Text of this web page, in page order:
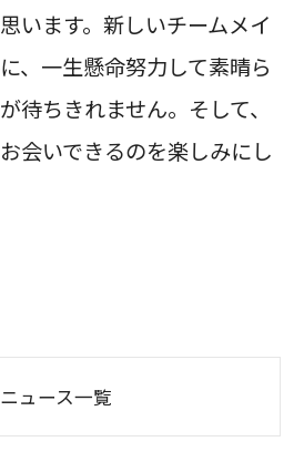
います。新しいチームメイ
、一生懸命努力して素晴ら
待ちきれません。そして、
会いできるのを楽しみにし
ニュース一覧